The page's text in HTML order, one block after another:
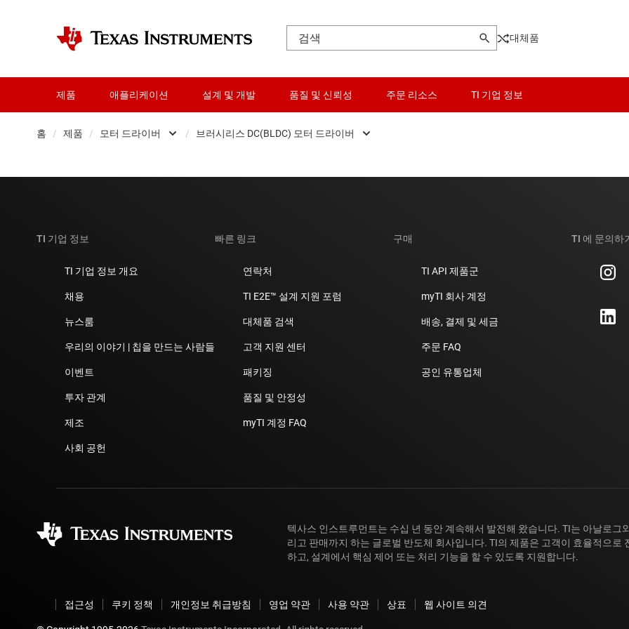
대체품
제품 애플리케이션 설계 및 개발 품질 및 신뢰성 주문 리소스 TI 기업 정보
홈 / 제품 / 모터 드라이버
인터페이스 스위치 및 멀티플렉서
무선 연결
/ 브러시리스 DC(BLDC) 모터 드라이버
저압측 드라이버
광학 디스크 드라이버
솔레노이드 드라이버
TI 기업 정보
TI 기업 정보 개요
채용
뉴스룸
우리의 이야기 | 칩을 만드는 사람들
이벤트
투자 관계
제조
사회 공헌
빠른 링크
연락처
TI E2E™ 설계 지원 포럼
대체품 검색
고객 지원 센터
패키징
품질 및 안정성
myTI 계정 FAQ
구매
TI API 제품군
myTI 회사 계정
배송, 결제 및 세금
주문 FAQ
공인 유통업체
TI 에 문의하
텍사스 인스트루먼트는 수십 년 동안 계속해서 발전해 왔습니다. TI는 아날로그
리고 판매까지 하는 글로벌 반도체 회사입니다. TI의 제품은 고객이 효율적으로
하고, 설계에서 핵심 제어 또는 처리 기능을 할 수 있도록 지원합니다.
접근성 쿠키 정책 개인정보 취급방침 영업 약관 사용 약관 상표 웹 사이트 의견